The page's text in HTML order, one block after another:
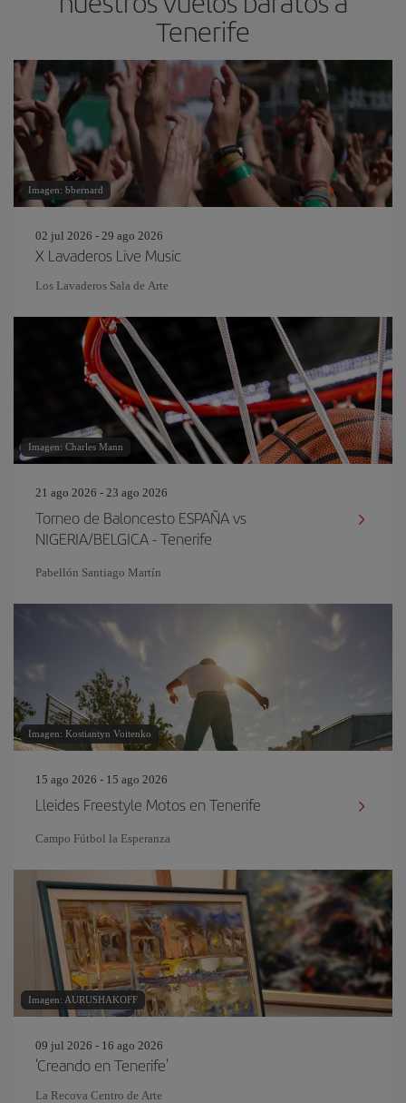
Tenerife
Imagen: bbernard
02 jul 2026 - 29 ago 2026
X Lavaderos Live Music
Los Lavaderos Sala de Arte
Imagen: Charles Mann
21 ago 2026 - 23 ago 2026
Torneo de Baloncesto ESPAÑA vs
NIGERIA/BELGICA - Tenerife
Pabellón Santiago Martín
Imagen: Kostiantyn Voitenko
15 ago 2026 - 15 ago 2026
Lleides Freestyle Motos en Tenerife
Campo Fútbol la Esperanza
Imagen: AURUSHAKOFF
09 jul 2026 - 16 ago 2026
'Creando en Tenerife'
La Recova Centro de Arte